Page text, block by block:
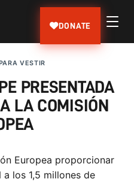
DONATE
VESTIR
PRESENTADA
LA COMISIÓN
Europea proporcionar
los 1,5 millones de